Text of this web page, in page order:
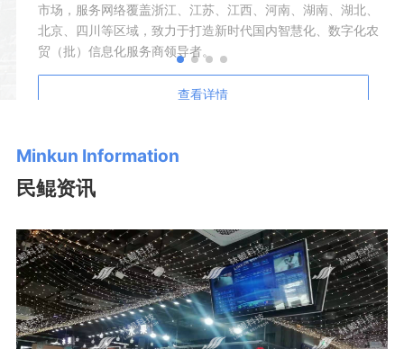
市场，服务网络覆盖浙江、江苏、江西、河南、湖南、湖北、
北京、四川等区域，致力于打造新时代国内智慧化、数字化农
贸（批）信息化服务商领导者。
查看详情
Minkun Information
民鲲资讯